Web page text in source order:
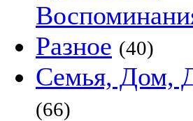
Разное (40)
Семья, Дом,
(66)